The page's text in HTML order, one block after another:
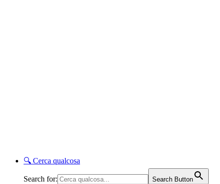
🔍 Cerca qualcosa
Search for: Search Button